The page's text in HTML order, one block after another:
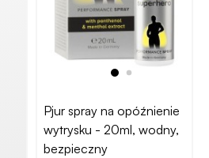
Pjur spray na opóźnienie
wytrysku - 20ml, wodny,
bezpieczny